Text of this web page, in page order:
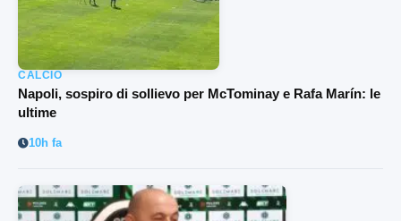
CALCIO
Napoli, sospiro di sollievo per McTominay e Rafa Marín: le
ultime
10h fa